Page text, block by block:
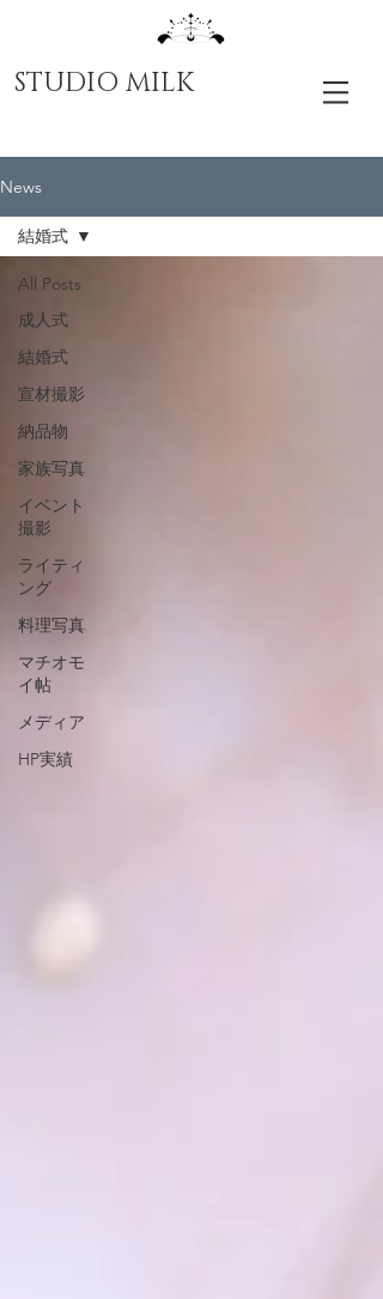
STUDIO MILK
News
All Posts
成人式
結婚式
宣材撮影
納品物
家族写真
イベント
撮影
ライティ
ング
料理写真
マチオモ
イ帖
メディア
HP実績
結婚式